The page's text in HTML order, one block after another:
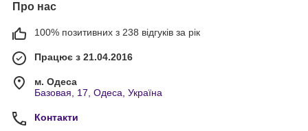
Про нас
100% позитивних з 238 відгуків за рік
Працює з 21.04.2016
м. Одеса
Базовая, 17, Одеса, Україна
Контакти